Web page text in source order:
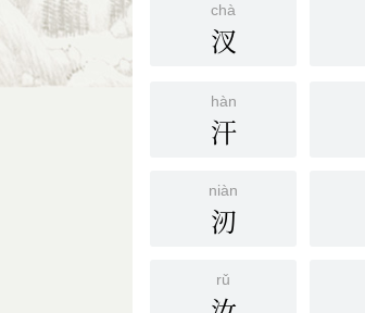
chà
汊
hàn
汗
niàn
㲽
rǔ